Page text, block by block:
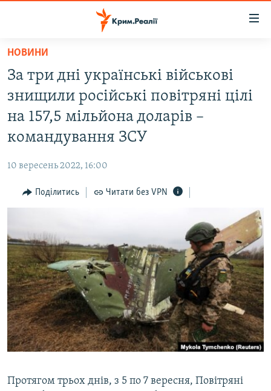
Перейти
основного
матеріалу
Перейти
до
основної
Перейти
пошуку
ВОДА.КРИМ
ВІДЕО ТА ФОТО
ПОГЛЯД
ІНТЕРВ'Ю
СПЕЦПРОЕКТИ
ДЕПОРТАЦІЯ
ВІДЕОУРОКИ «ELIFBE»
СВІДЧЕННЯ ОКУПАЦІЇ
УКРАЇНСЬКА ПРОБЛЕМА КРИМУ
ІНФОГРАФІКА
ЯК ОБІЙТИ БЛОКУВАННЯ
Русский
Qırımtatar
ДОЛУЧАЙСЯ!
НОВИНИ
За три дні українські військові
знищили російські повітряні цілі
на 157,5 мільйона доларів –
командування ЗСУ
10 вересень 2022, 16:00
Поділитись Читати без VPN
Протягом трьох днів, з 5 по 7 вересня, Повітряні